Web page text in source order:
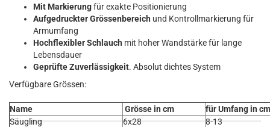
Mit Markierungfür exakte Positionierung
Aufgedruckter Grössenbereich und Kontrollmarkierung für
Armumfang
Hochflexibler Schlauch mit hoher Wandstärke für lange
Lebensdauer
Geprüfte Zuverlässigkeit. Absolut dichtes System
Verfügbare Grössen:
Name Grösse in cm
für Umfang in cm
Säugling
6x28
8-13